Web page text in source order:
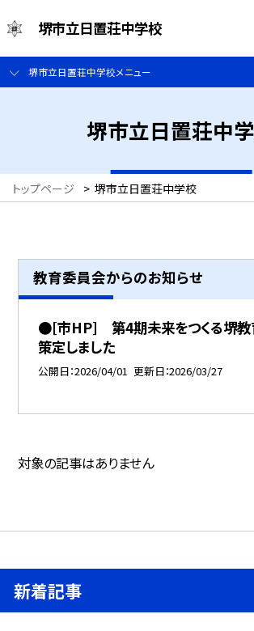
堺市立日置荘中学校
堺市立日置荘中学校メニュー
堺市立日置荘中
トップページ > 堺市立日置荘中学校
教育委員会からのお知らせ
●[市HP] 第4期未来をつくる堺教
策定しました
公開日 2026/04/01 更新日 2026/03/27
対象の記事はありません
新着記事